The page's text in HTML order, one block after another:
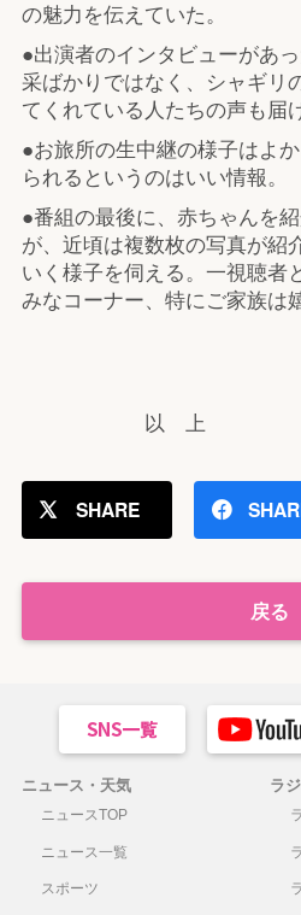
の魅力を伝えていた。
●出演者のインタビューがあ
采ばかりではなく、シャギリ
てくれている人たちの声も届
●お旅所の生中継の様子はよ
られるというのはいい情報。
●番組の最後に、赤ちゃんを
が、近頃は複数枚の写真が紹
いく様子を伺える。一視聴者
みなコーナー、特にご家族は
以 上
SHARE
戻る
ニュース・天気
ニュースTOP
ニュース一覧
スポーツ
ラ